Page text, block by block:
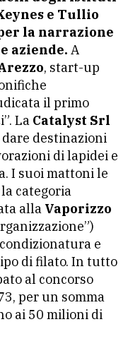
e Tullio
la narrazione
aziende. A
, start-up
il primo
La Catalyst Srl
dare destinazioni
di lapidei e
I suoi mattoni le
categoria
alla Vaporizzo
e
di filato. In tutto
al concorso
per un somma
ai 50 milioni di